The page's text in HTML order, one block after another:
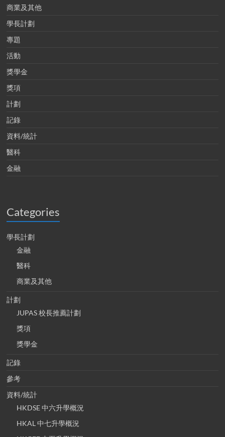
商業及其他
學長計劃
專題
活動
獎學金
獎項
計劃
記錄
資料/統計
醫科
金融
Categories
學長計劃
金融
醫科
商業及其他
計劃
JUPAS 校長推薦計劃
獎項
獎學金
記錄
參考
資料/統計
HKDSE 中六升學概況
HKAL 中七升學概況